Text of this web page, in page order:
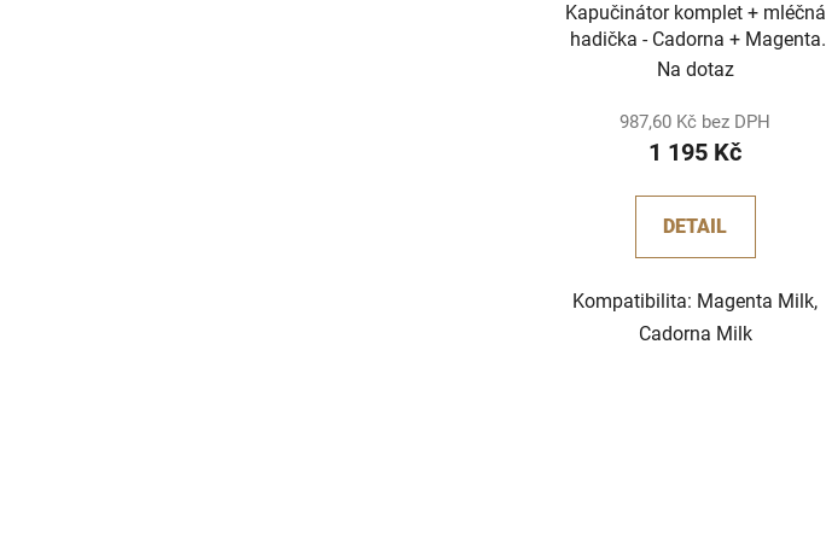
Kapučinátor komplet + mléčná
hadička - Cadorna + Magenta
Milk (421944023801)
Na dotaz
987,60 Kč bez DPH
1 195 Kč
DETAIL
Kompatibilita: Magenta Milk,
Cadorna Milk